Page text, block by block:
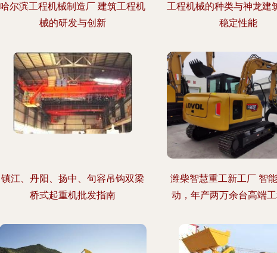
哈尔滨工程机械制造厂 建筑工程机
械的研发与创新
工程机械的种类与神龙建
稳定性能
镇江、丹阳、扬中、句容吊钩双梁
桥式起重机批发指南
潍柴智慧重工新工厂 智
动，年产两万余台高端